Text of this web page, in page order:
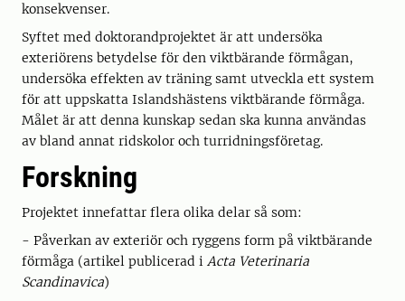
konsekvenser.
Syftet med doktorandprojektet är att undersöka
exteriörens betydelse för den viktbärande förmågan,
undersöka effekten av träning samt utveckla ett system
för att uppskatta Islandshästens viktbärande förmåga.
Målet är att denna kunskap sedan ska kunna användas
av bland annat ridskolor och turridningsföretag.
Forskning
Projektet innefattar flera olika delar så som:
- Påverkan av exteriör och ryggens form på viktbärande
förmåga (artikel publicerad i Acta Veterinaria
Scandinavica)